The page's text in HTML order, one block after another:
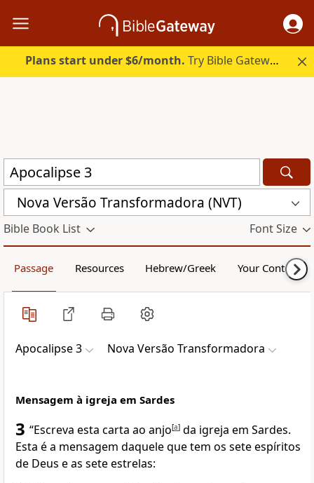
Plans start under $6/month. Try Bible Gateway Plus.
Nova Versão Transformadora (NVT)
Bible Book List Font Size
Passage Resources Hebrew/Greek Your Content
Apocalipse 3 Nova Versão Transformadora
Mensagem à igreja em Sardes
3 “Escreva esta carta ao anjo[a] da igreja em Sardes.
Esta é a mensagem daquele que tem os sete espíritos
de Deus e as sete estrelas: